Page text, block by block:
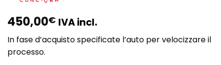
450,00€ IVA incl.
In fase d’acquisto specificate l’auto per velocizzare il
processo.